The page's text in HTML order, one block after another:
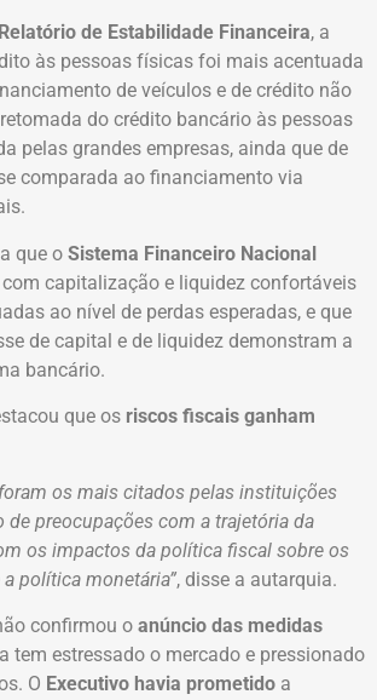
Relatório de Estabilidade Financeira, a
às pessoas físicas foi mais acentuada
de veículos e de crédito não
do crédito bancário às pessoas
pelas grandes empresas, ainda que de
comparada ao financiamento via
que o Sistema Financeiro Nacional
com capitalização e liquidez confortáveis
ao nível de perdas esperadas, e que
de capital e de liquidez demonstram a
bancário.
que os riscos fiscais ganham
os mais citados pelas instituições
de preocupações com a trajetória da
os impactos da política fiscal sobre os
política monetária”, disse a autarquia.
confirmou o anúncio das medidas
tem estressado o mercado e pressionado
O Executivo havia prometido a